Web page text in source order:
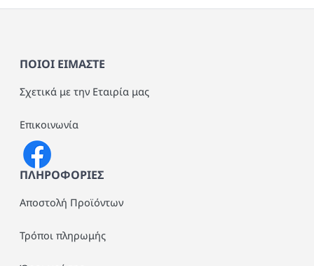
ΠΟΙΟΙ ΕΙΜΑΣΤΕ
Σχετικά με την Εταιρία μας
Επικοινωνία
ΠΛΗΡΟΦΟΡΙΕΣ
Αποστολή Προϊόντων
Τρόποι πληρωμής
ΕΞΑΡΤΗΜΑΤΑ ΚΑΦΕ - ΤΣΑΙ
ΣΑΜΠΑΝΙΕΡΕΣ - ΠΑΓΟΔΟΧΕΙΑ
ΣΚΕΥΗ ΜΑΓΕΙΡΙΚΗΣ
ΜΕΛΑΜΙΝΗ
DOOR STOP